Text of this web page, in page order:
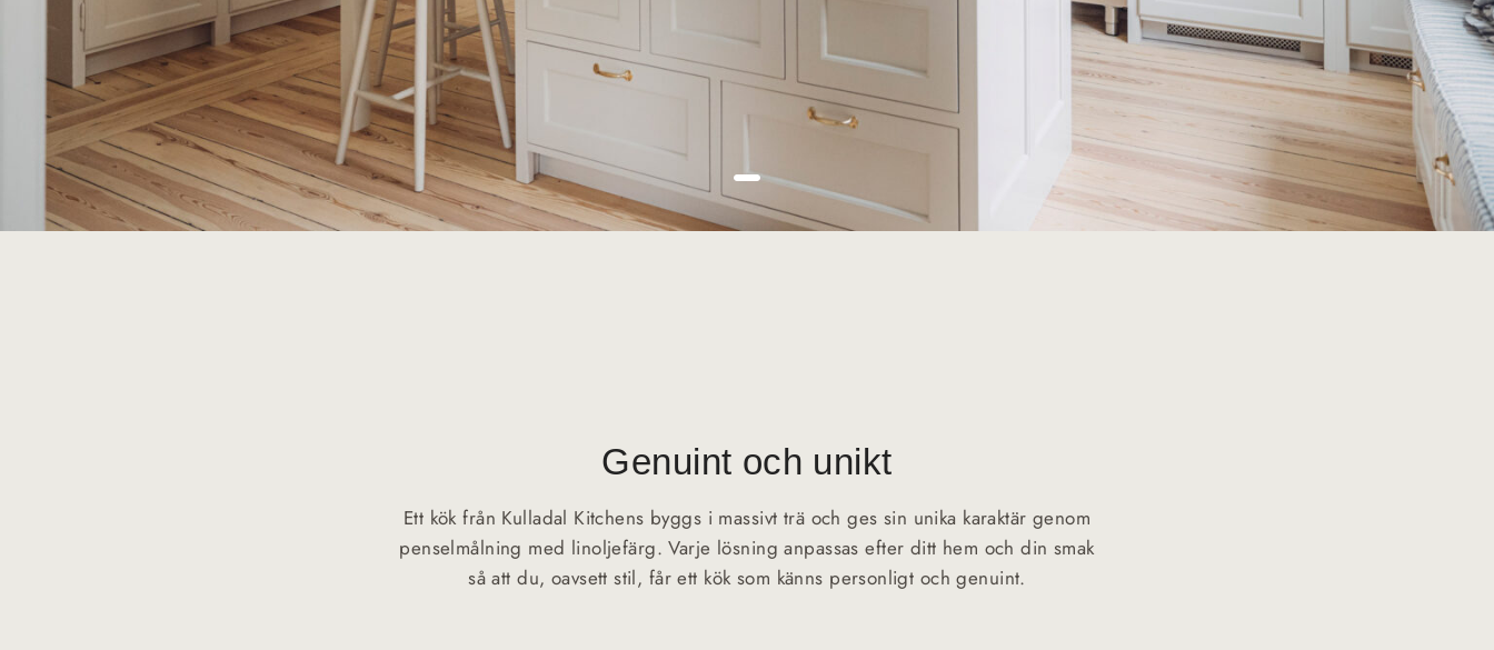
Genuint och unikt
Ett kök från Kulladal Kitchens byggs i massivt trä och ges sin unika karaktär genom
penselmålning med linoljefärg. Varje lösning anpassas efter ditt hem och din smak
så att du, oavsett stil, får ett kök som känns personligt och genuint.